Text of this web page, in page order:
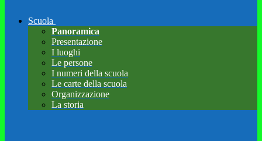
Scuola
Panoramica
Presentazione
I luoghi
Le persone
I numeri della scuola
Le carte della scuola
Organizzazione
La storia